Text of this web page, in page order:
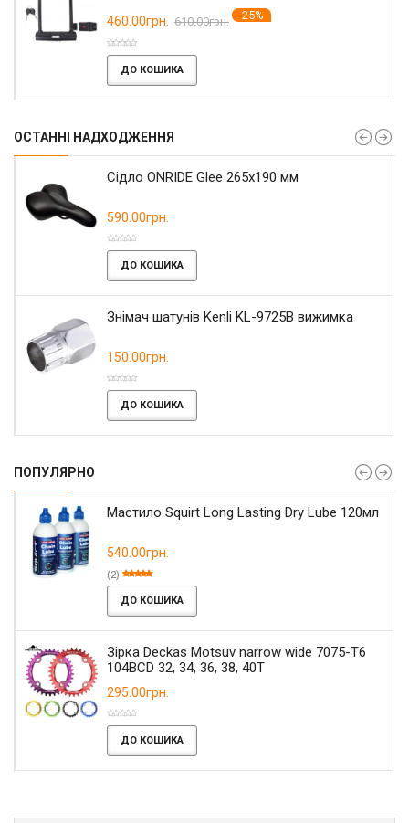
460.00грн. 610.00грн. -25%
ДО КОШИКА
ОСТАННІ НАДХОДЖЕННЯ
Сідло ONRIDE Glee 265x190 мм
590.00грн.
ДО КОШИКА
Знімач шатунів Kenli KL-9725B вижимка
150.00грн.
ДО КОШИКА
ПОПУЛЯРНО
Мастило Squirt Long Lasting Dry Lube 120мл
540.00грн.
(2)
ДО КОШИКА
Зірка Deckas Motsuv narrow wide 7075-T6
104BCD 32, 34, 36, 38, 40T
295.00грн.
ДО КОШИКА